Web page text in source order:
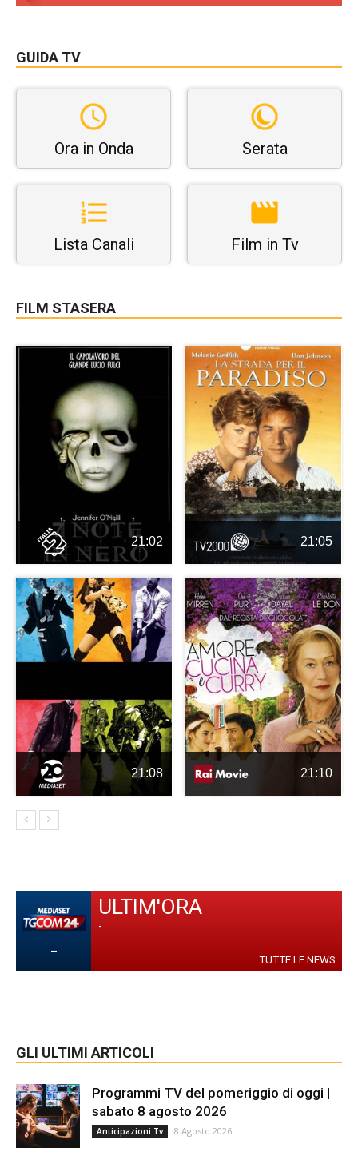
GUIDA TV
Ora in Onda Serata
Lista Canali Film in Tv
FILM STASERA
21:02 21:05
21:08 21:10
-
ULTIM'ORA
-
TUTTE LE NEWS
GLI ULTIMI ARTICOLI
Programmi TV del pomeriggio di oggi |
sabato 8 agosto 2026
Anticipazioni Tv 8 Agosto 2026